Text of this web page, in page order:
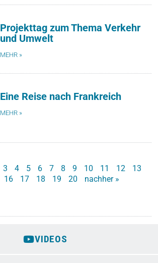
Projekttag zum Thema Verkehr
und Umwelt
MEHR »
Eine Reise nach Frankreich
MEHR »
3 4 5 6 7 8 9 10 11 12
13
16 17 18 19 20 nachher »
VIDEOS